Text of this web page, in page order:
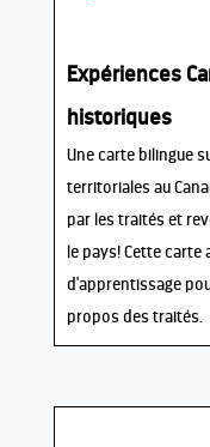
Expériences
historiques
Une carte bilingue
territoriales au
par les traités et
le pays! Cette carte
d'apprentissage
propos des traités.